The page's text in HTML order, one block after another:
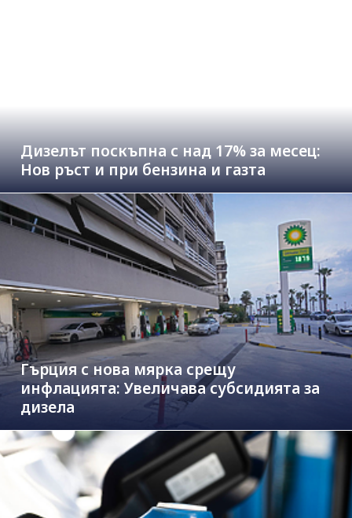
Дизелът поскъпна с над 17% за месец:
Нов ръст и при бензина и газта
Гърция с нова мярка срещу
инфлацията: Увеличава субсидията за
дизела